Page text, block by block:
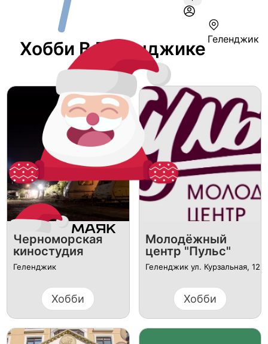
Геленджик
Хобби В Геленджике
Черноморская
киностудия
Геленджик
Хобби
Молодёжный
центр "Пульс"
Геленджик ул. Курзальная, 12
Хобби